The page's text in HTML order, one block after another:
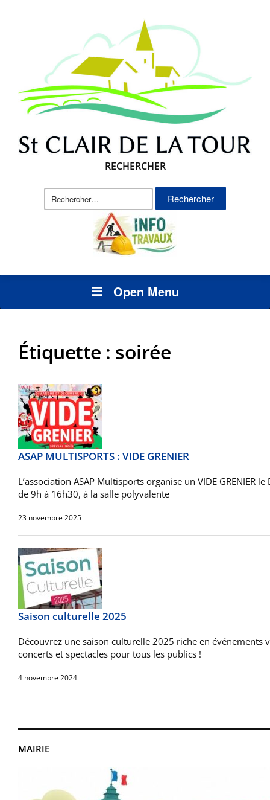
RECHERCHER
Rechercher :
Open Menu
MAIRIE
Étiquette : soirée
ASAP MULTISPORTS : VIDE GRENIER
L’association ASAP Multisports organise un VIDE GRENIER le
de 9h à 16h30, à la salle polyvalente
23 novembre 2025
Saison culturelle 2025
Découvrez une saison culturelle 2025 riche en événements
concerts et spectacles pour tous les publics !
4 novembre 2024